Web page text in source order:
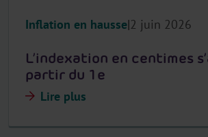
Inflation en hausse 2 juin 2026
L’indexation en centimes
partir du 1e
Lire plus